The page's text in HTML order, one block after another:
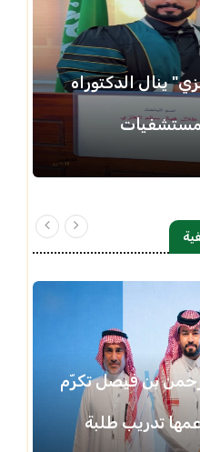
ينال الدكتوراه
بن فيصل تكرّم
تدريب طلبة